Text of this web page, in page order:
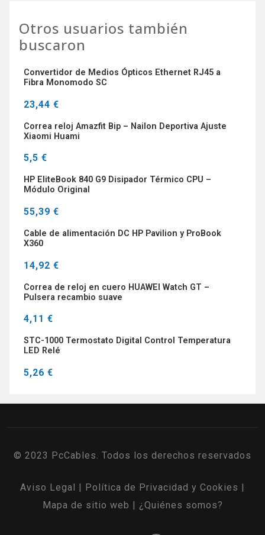
Otros usuarios también
buscaron
Convertidor de Medios Ópticos Ethernet RJ45 a
Fibra Monomodo SC
23,44 €
Correa reloj Amazfit Bip – Nailon Deportiva Ajuste
Xiaomi Huami
5,5 €
HP EliteBook 840 G9 Disipador Térmico CPU –
Módulo Original
55,39 €
Cable de alimentación DC HP Pavilion y ProBook
X360
14,92 €
Correa de reloj en cuero HUAWEI Watch GT –
Pulsera recambio suave
4,11 €
STC-1000 Termostato Digital Control Temperatura
LED Relé
5,26 €
© 2023 PcCables. Todos los derechos reservados
Aviso Legal | Política de Privacidad y Cookies |
Mapa de sitio web | ¿Quiénes somos?